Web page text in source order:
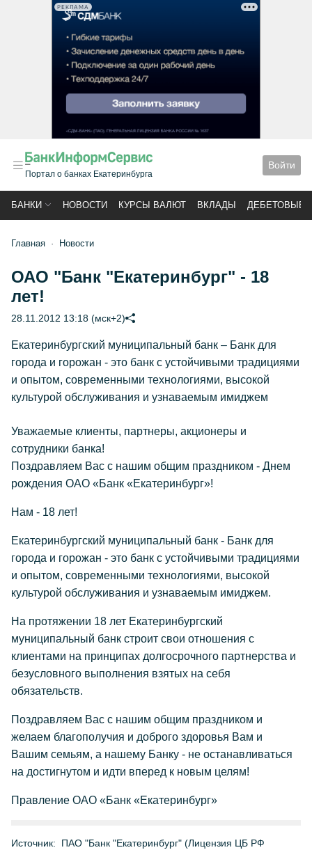
РЕКЛАМА
Портал о банках Екатеринбурга
Войти
БАНКИ НОВОСТИ КУРСЫ ВАЛЮТ ВКЛАДЫ ДЕБЕТОВЫЕ
Главная Новости
ОАО "Банк "Екатеринбург" - 18
лет!
28.11.2012 13:18 (мск+2)
Екатеринбургский муниципальный банк – Банк для
города и горожан - это банк с устойчивыми традициями
и опытом, современными технологиями, высокой
культурой обслуживания и узнаваемым имиджем
Уважаемые клиенты, партнеры, акционеры и
сотрудники банка!
Поздравляем Вас с нашим общим праздником - Днем
рождения ОАО «Банк «Екатеринбург»!
Нам - 18 лет!
Екатеринбургский муниципальный банк - Банк для
города и горожан - это банк с устойчивыми традициями
и опытом, современными технологиями, высокой
культурой обслуживания и узнаваемым имиджем.
На протяжении 18 лет Екатеринбургский
муниципальный банк строит свои отношения с
клиентами на принципах долгосрочного партнерства и
безусловного выполнения взятых на себя
обязательств.
Поздравляем Вас с нашим общим праздником и
желаем благополучия и доброго здоровья Вам и
Вашим семьям, а нашему Банку - не останавливаться
на достигнутом и идти вперед к новым целям!
Правление ОАО «Банк «Екатеринбург»
Источник:
ПАО "Банк "Екатеринбург" (Лицензия ЦБ РФ